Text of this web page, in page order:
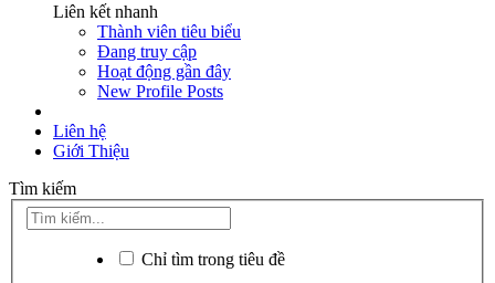
Liên kết nhanh
Thành viên tiêu biểu
Đang truy cập
Hoạt động gần đây
New Profile Posts
Liên hệ
Giới Thiệu
Tìm kiếm
Chỉ tìm trong tiêu đề